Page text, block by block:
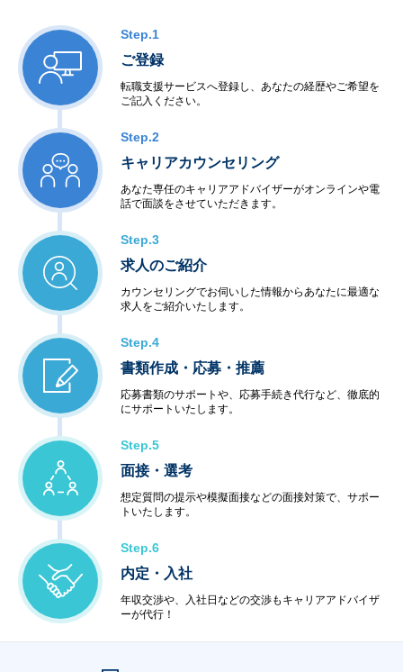
Step.1
ご登録
転職支援サービスへ登録し、あなたの経歴やご希望を
ご記入ください。
Step.2
キャリアカウンセリング
あなた専任のキャリアアドバイザーがオンラインや電
話で面談をさせていただきます。
Step.3
求人のご紹介
カウンセリングでお伺いした情報からあなたに最適な
求人をご紹介いたします。
Step.4
書類作成・応募・推薦
応募書類のサポートや、応募手続き代行など、徹底的
にサポートいたします。
Step.5
面接・選考
想定質問の提示や模擬面接などの面接対策で、サポー
トいたします。
Step.6
内定・入社
年収交渉や、入社日などの交渉もキャリアアドバイザ
ーが代行！